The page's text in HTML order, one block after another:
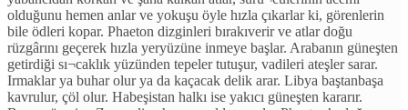
olduğunu hemen anlar ve yokuşu öyle hızla çıkarlar ki, görenlerin
bile ödleri kopar. Phaeton dizginleri bırakıverir ve atlar doğu
rüzgârını geçerek hızla yeryüzüne inmeye başlar. Arabanın güneşten
getirdiği sı¬caklık yüzünden tepeler tutuşur, vadileri ateşler sarar.
Irmaklar ya buhar olur ya da kaçacak delik arar. Libya baştanbaşa
kavrulur, çöl olur. Habeşistan halkı ise yakıcı güneşten kararır.